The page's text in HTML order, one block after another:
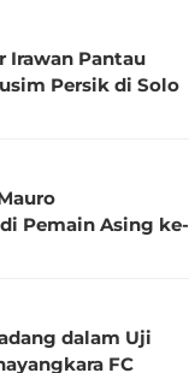
Irawan Pantau
Persik di Solo
Pemain Asing ke-
dalam Uji
FC